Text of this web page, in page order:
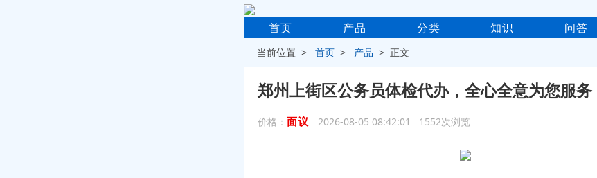
首页 产品 分类 知识 问答
当前位置 >首页 > 产品 > 正文
郑州上街区公务员体检代办，全心全意为您服务
价格： 面议 2026-08-05 08:42:01 1552次浏览